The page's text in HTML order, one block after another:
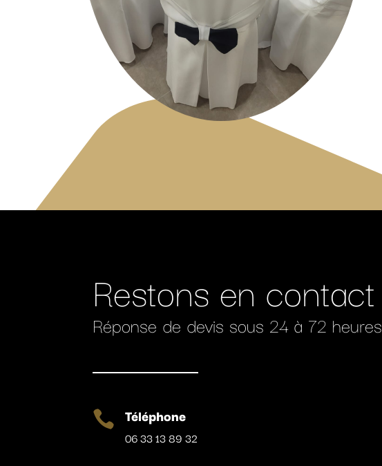
Restons en contact
Réponse de devis sous 24 à 72 heures
 Téléphone
06 33 13 89 32